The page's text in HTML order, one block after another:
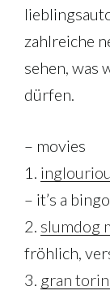
zahlreiche
sehen, was
dürfen.
– movies
1.
– it’s a
2. slumdog
fröhlich,
3. gran